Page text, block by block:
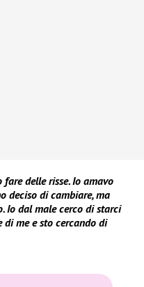
delle risse. Io amavo
deciso di cambiare, ma
Io dal male cerco di starci
di me e sto cercando di